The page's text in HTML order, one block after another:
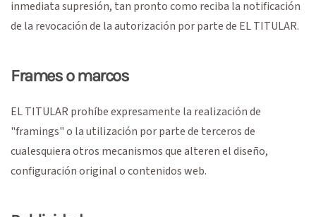
inmediata supresión, tan pronto como reciba la notificación
de la revocación de la autorización por parte de EL TITULAR.
Frames o marcos
EL TITULAR prohíbe expresamente la realización de
"framings" o la utilización por parte de terceros de
cualesquiera otros mecanismos que alteren el diseño,
configuración original o contenidos web.